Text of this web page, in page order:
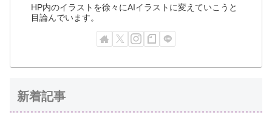
HP内のイラストを徐々にAIイラストに変えていこうと
目論んでいます。
新着記事